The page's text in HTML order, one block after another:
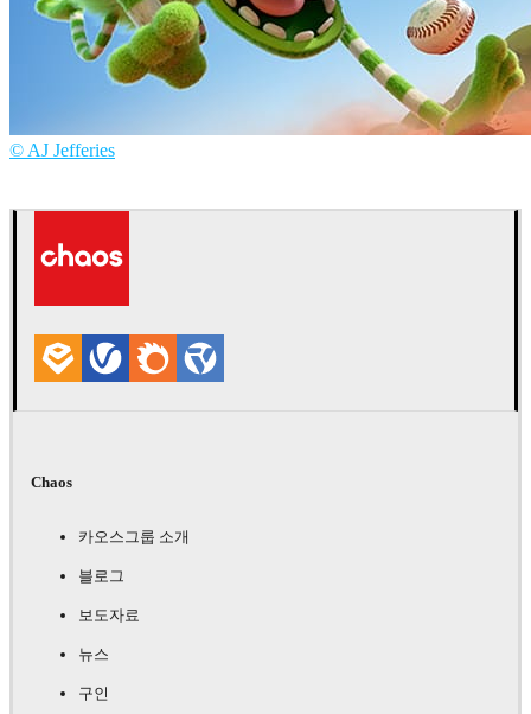
© AJ Jefferies
Chaos
카오스그룹 소개
블로그
보도자료
뉴스
구인